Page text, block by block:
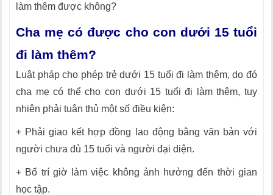
làm thêm được không?
Cha mẹ có được cho con dưới 15 tuổi
đi làm thêm?
Luật pháp cho phép trẻ dưới 15 tuổi đi làm thêm, do đó
cha mẹ có thể cho con dưới 15 tuổi đi làm thêm, tuy
nhiên phải tuân thủ một số điều kiện:
+ Phải giao kết hợp đồng lao động bằng văn bản với
người chưa đủ 15 tuổi và người đại diện.
+ Bố trí giờ làm việc không ảnh hưởng đến thời gian
học tập.